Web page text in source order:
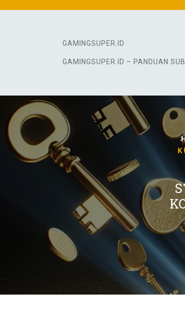
GAMINGSUPER.ID
GAMINGSUPER.ID – PANDUAN